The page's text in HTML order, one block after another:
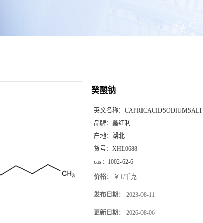
癸酸钠
英文名称： CAPRICACIDSODIUMSALT
品牌： 鑫红利
产地： 湖北
货号： XHL0688
cas： 1002-62-6
价格： ￥1/千克
发布日期： 2023-08-11
更新日期： 2026-08-06